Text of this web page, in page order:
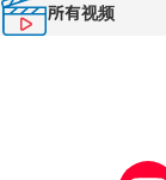
所有视频